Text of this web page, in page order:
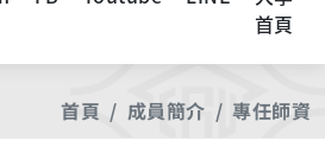
首頁
首頁 成員簡介 專任師資